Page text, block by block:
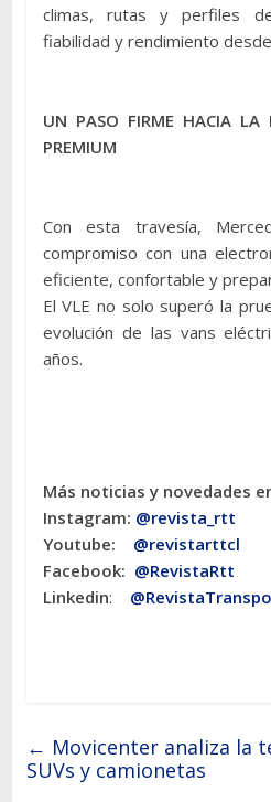
climas, rutas y perfiles
fiabilidad y rendimiento
UN PASO FIRME HACIA LA
PREMIUM
Con esta travesía,
compromiso con una
eficiente, confortable y
El VLE no solo superó la
evolución de las vans
años.
Más noticias y novedades
Instagram: @revista_rtt
Youtube: @revistarttcl
Facebook: @RevistaRtt
Linkedin:
← Movicenter analiza la
SUVs y camionetas